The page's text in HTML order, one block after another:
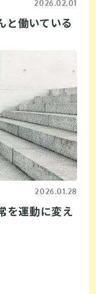
2026.02.01
と働いている
2026.01.28
を運動に変え